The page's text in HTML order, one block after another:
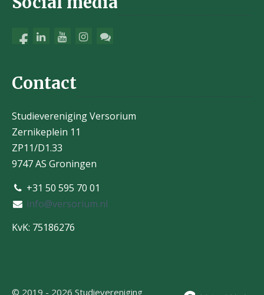
Contact
Studievereniging Versorium
Zernikeplein 11
ZP11/D1.33
9747 AS Groningen
+31 50 595 70 01
info@versorium.nl
KvK: 75186276
© 2019 - 2026 Studievereniging